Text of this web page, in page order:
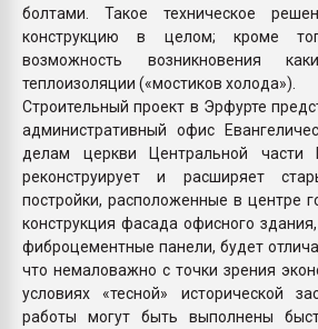
болтами. Такое техническое
конструкцию в целом; кроме
возможность возникновения
теплоизоляции («мостиков холода»).
Строительный проект в Эрфурте
административный офис
делам церкви Центральной части
реконструирует и расширяет
постройки, расположенные в центре
конструкция фасада офисного
фиброцементные панели, будет
что немаловажно с точки зрения
условиях «тесной» исторической
работы могут быть выполнены